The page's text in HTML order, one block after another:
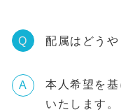
Q 配属はどう
A
本人希望を
いたします。